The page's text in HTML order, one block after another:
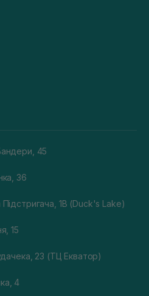
45
36
Підстригача, 1В (Duck's Lake)
15
23 (ТЦ Екватор)
4